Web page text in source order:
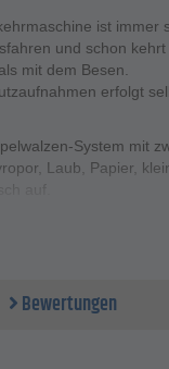
ist immer
und schon
mit dem Besen.
erfolgt
System mit
Laub, Papier,
System mit
mit Seitenbesen - 800
Bewertungen